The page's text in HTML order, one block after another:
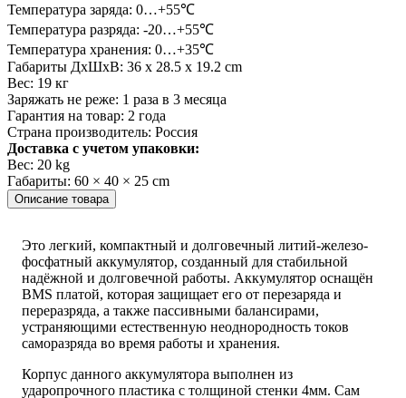
Температура заряда: 0…+55℃
Температура разряда: -20…+55℃
Температура хранения: 0…+35℃
Габариты ДхШхВ: 36 х 28.5 х 19.2 сm
Вес: 19 кг
Заряжать не реже: 1 раза в 3 месяца
Гарантия на товар: 2 года
Страна производитель: Россия
Доставка с учетом упаковки:
Вес: 20 kg
Габариты: 60 × 40 × 25 cm
Описание товара
Это легкий, компактный и долговечный литий-железо-
фосфатный аккумулятор, созданный для стабильной
надёжной и долговечной работы. Аккумулятор оснащён
BMS платой, которая защищает его от перезаряда и
переразряда, а также пассивными балансирами,
устраняющими естественную неоднородность токов
саморазряда во время работы и хранения.
Корпус данного аккумулятора выполнен из
ударопрочного пластика с толщиной стенки 4мм. Сам